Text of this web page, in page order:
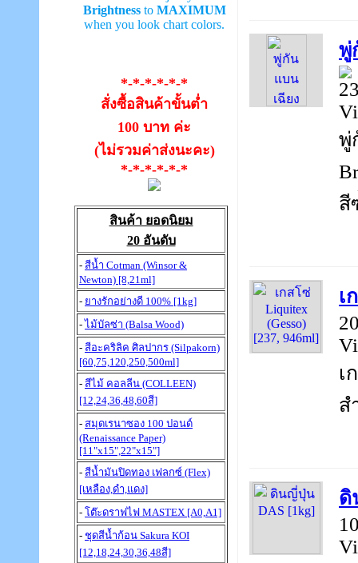
Brightnessto MAXIMUM
when you look chart colors.
*-*-*-*-*-*
สั่งซื้อสินค้าขั้นต่ำ
100 บาท ค่ะ
(ไม่รวมค่าส่งนะคะ)
*-*-*-*-*-*
สินค้า ยอดนิยม
20 อันดับ
- สีน้ำ Cotman (Winsor &
Newton) [8,21ml]
- ยางรักอย่างดี 100% [1kg]
-ไม้บัลซ่า (Balsa Wood)
- สีอะคริลิค ศิลปากร (Silpakorn)
[60,75,120,250,500ml]
- สีไม้ คอลลีน (COLLEEN)
[12,24,36,48,60สี]
- สมุดเรนาซอง 100 ปอนด์
(Renaissance Paper)
[11"x15",22"x15"]
- สีน้ำมันปิดทอง เฟลกซ์ (Flex)
[เหลือง,ดำ,แดง]
- โต๊ะดราฟไฟ MASTEX [A0,A1]
- ชุดสีน้ำก้อน Sakura KOI
[12,18,24,30,36,48สี]
พู่
พู่
สี
เ
เ
ส
ดิ